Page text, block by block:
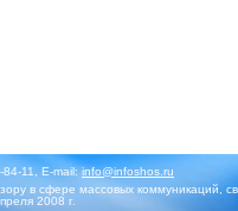
11, E-mail:info@infoshos.ru
в сфере массовых коммуникаций,
2008 г.